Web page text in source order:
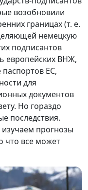
возобновили
границах (т. е.
немецкую
подписантов
европейских ВНЖ,
ЕС,
для
документов
Но гораздо
последствия.
прогнозы
что все может